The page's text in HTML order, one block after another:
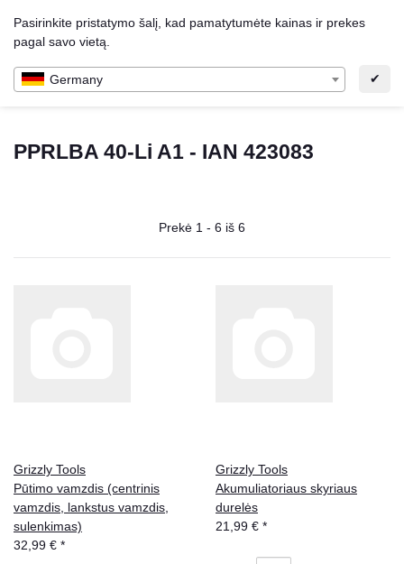
Pasirinkite pristatymo šalį, kad pamatytumėte kainas ir prekes
pagal savo vietą.
Germany ✔
LT 0 0,00 €
PPRLBA 40-Li A1 - IAN 423083
Prekė 1 - 6 iš 6
Grizzly Tools
Pūtimo vamzdis (centrinis
vamzdis, lankstus vamzdis,
sulenkimas)
32,99 € *
Grizzly Tools
Akumuliatoriaus skyriaus
durelės
21,99 € *